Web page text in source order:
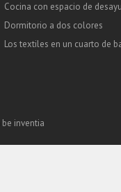
Cocina con espacio de
Dormitorio a dos colores
Los textiles en un cuarto de
be inventia